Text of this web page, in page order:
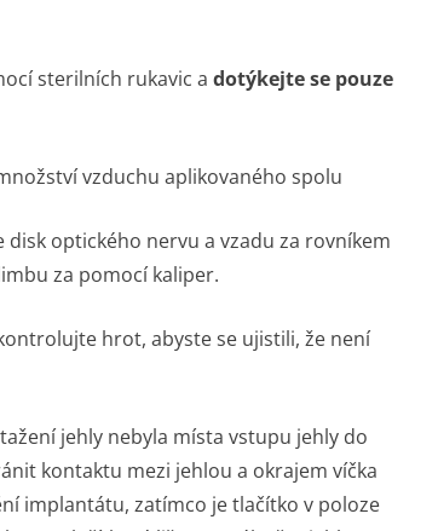
sterilních rukavic a dotýkejte se pouze
vzduchu aplikovaného spolu
optického nervu a vzadu za rovníkem
za pomocí kaliper.
hrot, abyste se ujistili, že není
jehly nebyla místa vstupu jehly do
kontaktu mezi jehlou a okrajem víčka
implantátu, zatímco je tlačítko v poloze